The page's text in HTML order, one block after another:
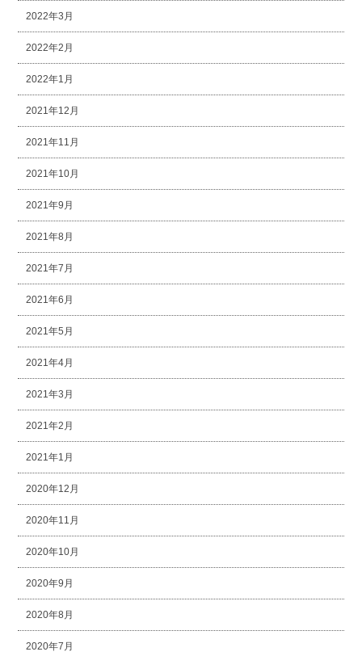
2022年3月
2022年2月
2022年1月
2021年12月
2021年11月
2021年10月
2021年9月
2021年8月
2021年7月
2021年6月
2021年5月
2021年4月
2021年3月
2021年2月
2021年1月
2020年12月
2020年11月
2020年10月
2020年9月
2020年8月
2020年7月